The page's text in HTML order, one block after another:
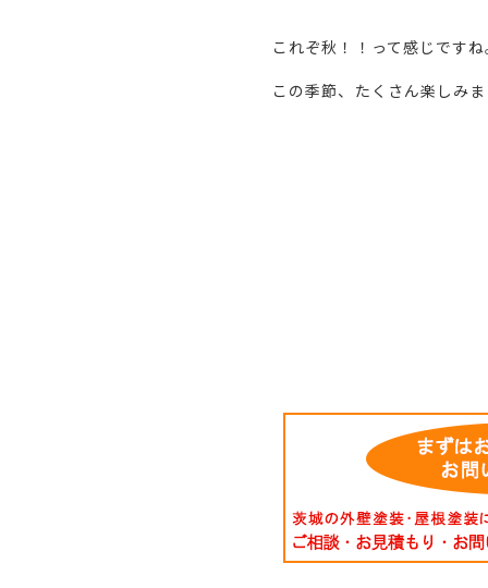
これぞ秋！！って感じです
この季節、たくさん楽しみ